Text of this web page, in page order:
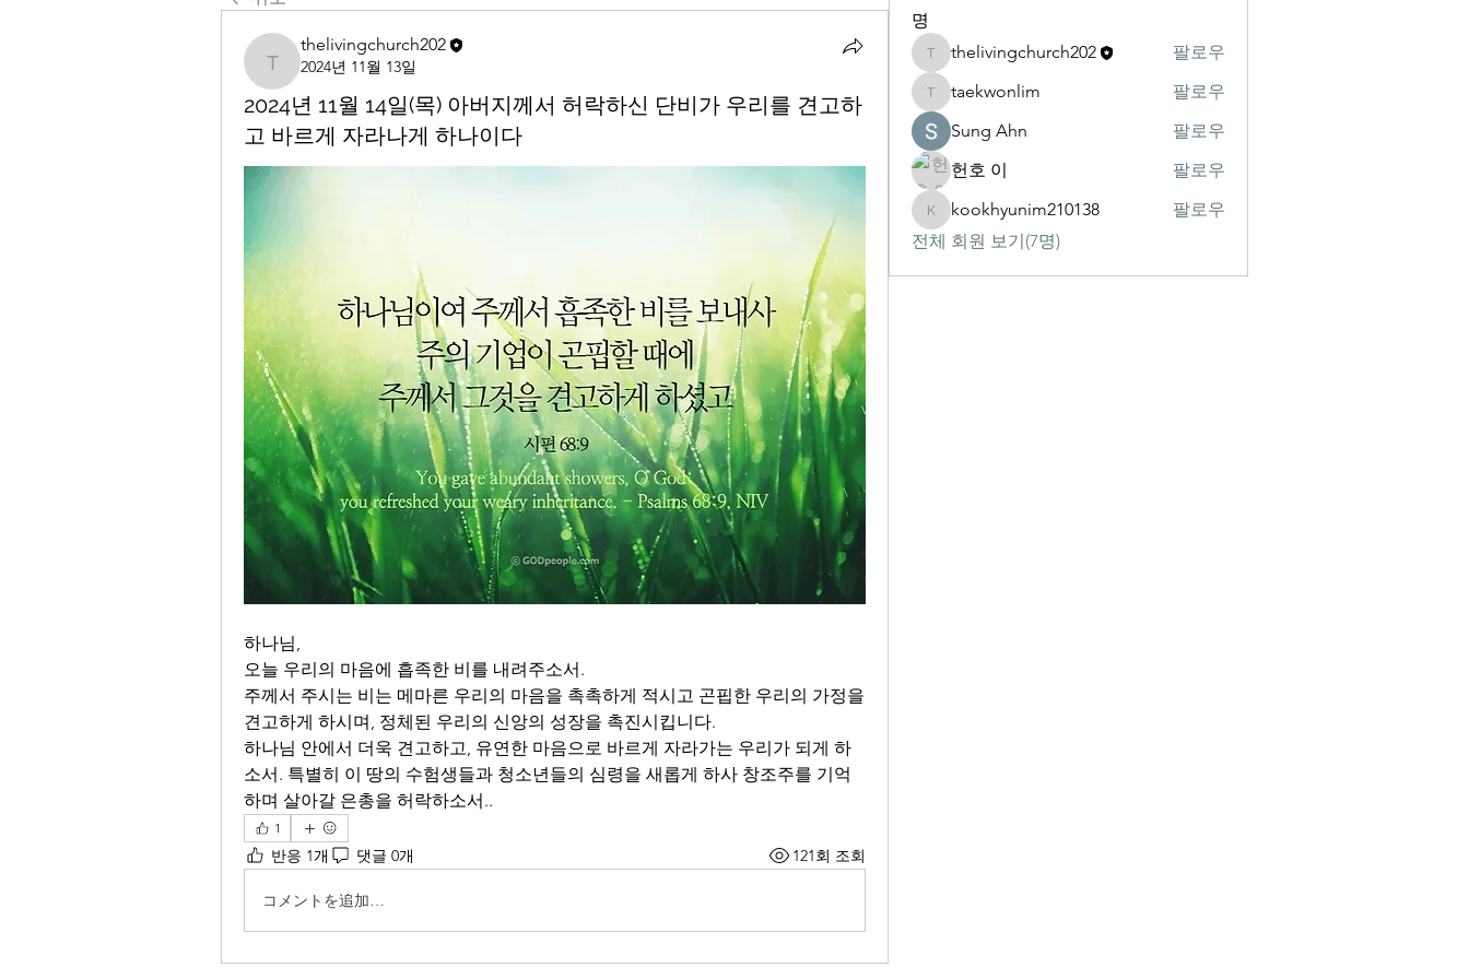
thelivingchurch202
thelivingchurch202
2024년 11월 13일
2024년 11월 14일(목) 아버지께서 허락하신 단비가 우리를 견고하
고 바르게 자라나게 하나이다
하나님,
오늘 우리의 마음에 흡족한 비를 내려주소서.
주께서 주시는 비는 메마른 우리의 마음을 촉촉하게 적시고 곤핍한 우리의 가정을
견고하게 하시며, 정체된 우리의 신앙의 성장을 촉진시킵니다.
하나님 안에서 더욱 견고하고, 유연한 마음으로 바르게 자라가는 우리가 되게 하
소서. 특별히 이 땅의 수험생들과 청소년들의 심령을 새롭게 하사 창조주를 기억
하며 살아갈 은총을 허락하소서..
1
반응 1개 댓글 0개 121회 조회
コメントを追加…
명
thelivingchurch202
thelivingchurch202 팔로우
taekwonlim
taekwonlim
팔로우
Sung Ahn
팔로우
헌호 이
팔로우
kookhyunim210138
kookhyunim210138
팔로우
전체 회원 보기(7명)